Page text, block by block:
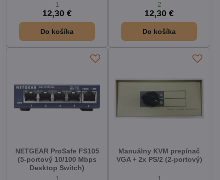
1
12,30 €
Do košíka
2
12,30 €
Do košíka
NETGEAR ProSafe FS105
(5-portový 10/100 Mbps
Desktop Switch)
Manuálny KVM prepínač
VGA + 2x PS/2 (2-portový)